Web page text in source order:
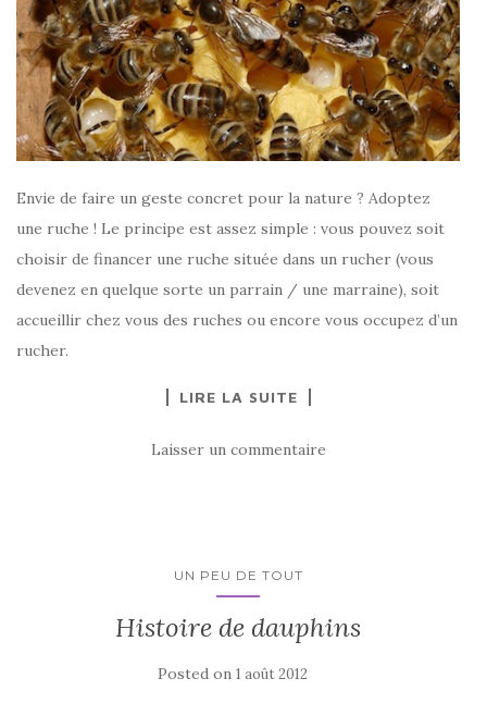
Envie de faire un geste concret pour la nature ? Adoptez
une ruche ! Le principe est assez simple : vous pouvez soit
choisir de financer une ruche située dans un rucher (vous
devenez en quelque sorte un parrain / une marraine), soit
accueillir chez vous des ruches ou encore vous occupez d’un
rucher.
LIRE LA SUITE
Laisser un commentaire
UN PEU DE TOUT
Histoire de dauphins
Posted on 1 août 2012